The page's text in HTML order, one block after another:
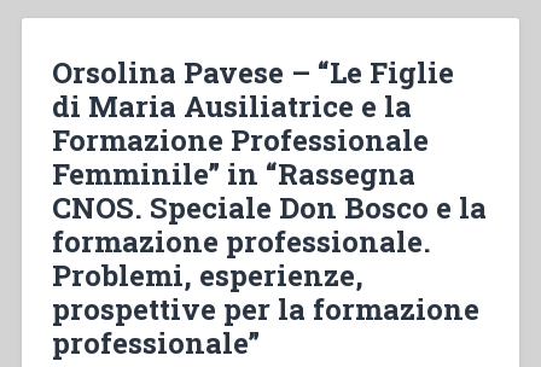
presenza
“civilista”
per
le
opere
educativo-
pastorali
delle
FMA
in
Italia”
Orsolina Pavese – “Le Figlie
di Maria Ausiliatrice e la
Formazione Professionale
Femminile” in “Rassegna
CNOS. Speciale Don Bosco e la
formazione professionale.
Problemi, esperienze,
prospettive per la formazione
professionale”